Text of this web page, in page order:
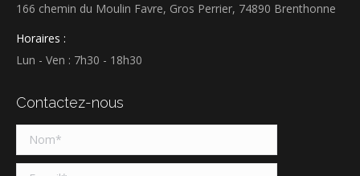
166 chemin du Moulin Favre, Gros Perrier, 74890 Brenthonne
Horaires :
Lun - Ven : 7h30 - 18h30
Contactez-nous